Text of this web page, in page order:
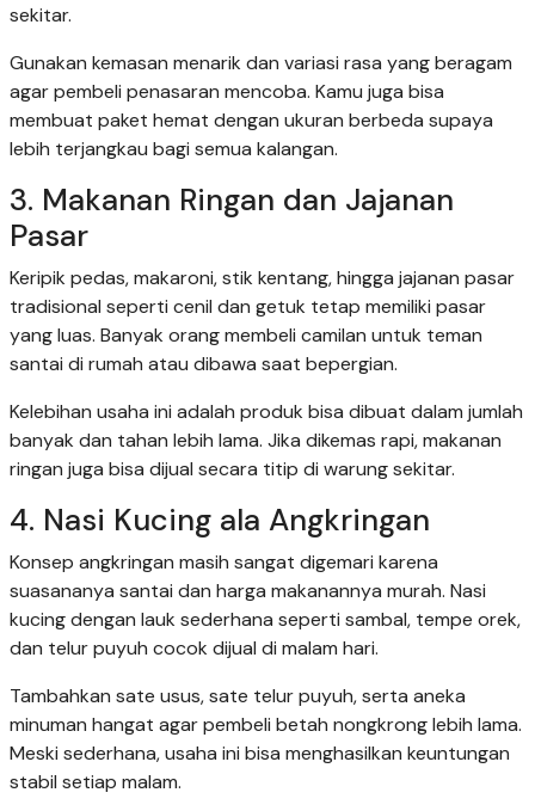
sekitar.
Gunakan kemasan menarik dan variasi rasa yang beragam
agar pembeli penasaran mencoba. Kamu juga bisa
membuat paket hemat dengan ukuran berbeda supaya
lebih terjangkau bagi semua kalangan.
3. Makanan Ringan dan Jajanan
Pasar
Keripik pedas, makaroni, stik kentang, hingga jajanan pasar
tradisional seperti cenil dan getuk tetap memiliki pasar
yang luas. Banyak orang membeli camilan untuk teman
santai di rumah atau dibawa saat bepergian.
Kelebihan usaha ini adalah produk bisa dibuat dalam jumlah
banyak dan tahan lebih lama. Jika dikemas rapi, makanan
ringan juga bisa dijual secara titip di warung sekitar.
4. Nasi Kucing ala Angkringan
Konsep angkringan masih sangat digemari karena
suasananya santai dan harga makanannya murah. Nasi
kucing dengan lauk sederhana seperti sambal, tempe orek,
dan telur puyuh cocok dijual di malam hari.
Tambahkan sate usus, sate telur puyuh, serta aneka
minuman hangat agar pembeli betah nongkrong lebih lama.
Meski sederhana, usaha ini bisa menghasilkan keuntungan
stabil setiap malam.